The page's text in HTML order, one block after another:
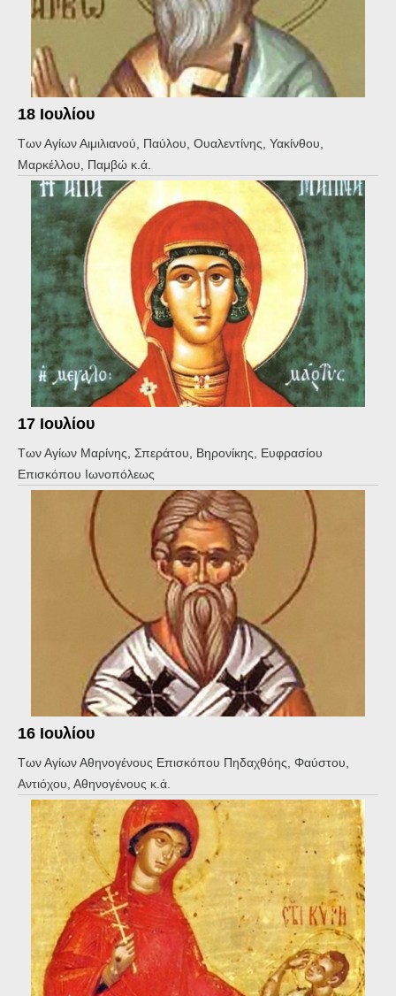
18 Ιουλίου
Των Αγίων Αιμιλιανού, Παύλου, Ουαλεντίνης, Υακίνθου,
Μαρκέλλου, Παμβώ κ.ά.
17 Ιουλίου
Των Αγίων Μαρίνης, Σπεράτου, Βηρονίκης, Ευφρασίου
Επισκόπου Ιωνοπόλεως
16 Ιουλίου
Των Αγίων Αθηνογένους Επισκόπου Πηδαχθόης, Φαύστου,
Αντιόχου, Αθηνογένους κ.ά.